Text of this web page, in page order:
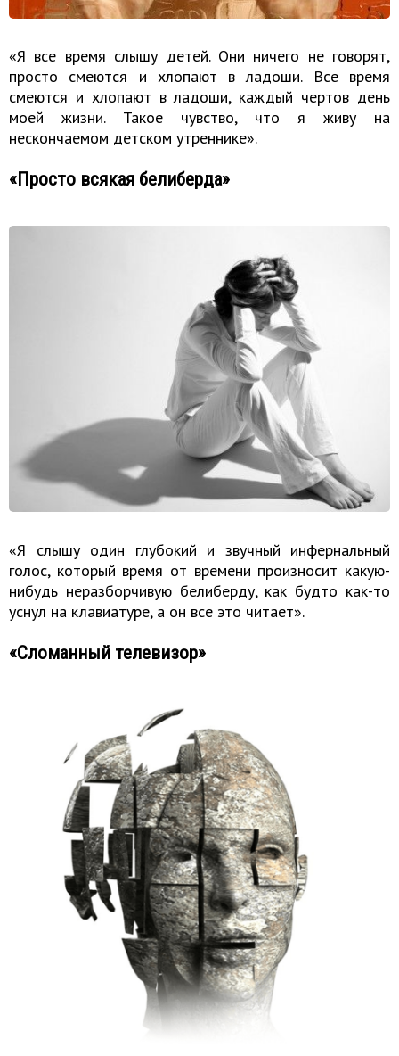
«Я все время слышу детей. Они ничего не говорят,
просто смеются и хлопают в ладоши. Все время
смеются и хлопают в ладоши, каждый чертов день
моей жизни. Такое чувство, что я живу на
нескончаемом детском утреннике».
«Просто всякая белиберда»
«Я слышу один глубокий и звучный инфернальный
голос, который время от времени произносит какую-
нибудь неразборчивую белиберду, как будто как-то
уснул на клавиатуре, а он все это читает».
«Сломанный телевизор»